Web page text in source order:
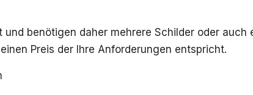
und benötigen daher mehrere Schilder oder auch
Preis der Ihre Anforderungen entspricht.